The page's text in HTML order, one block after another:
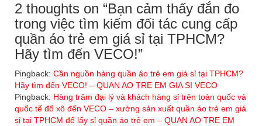
2 thoughts on “Bạn cảm thấy đắn đo
trong việc tìm kiếm đối tác cung cấp
quần áo trẻ em giá sỉ tại TPHCM?
Hãy tìm đến VECO!”
Pingback: Cần nguồn hàng quần áo trẻ em giá sỉ tại TPHCM?
Hãy tìm đến VECO! – QUAN AO TRE EM GIA SI VECO
Pingback: Hàng trăm đại lý và khách hàng sỉ trên toàn quốc và
quốc tế đổ xô đến VECO – xưởng sản xuất quần áo trẻ em giá
sỉ tại TPHCM để lấy sỉ quần áo trẻ em – QUAN AO TRE EM